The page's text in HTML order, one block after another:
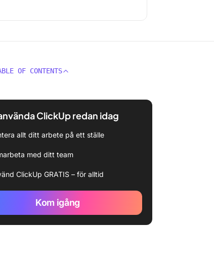
OF CONTENTS
ClickUp redan idag
allt ditt arbete på ett ställe
med ditt team
ClickUp GRATIS – för alltid
Kom igång